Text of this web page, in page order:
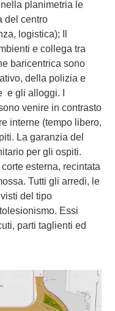
planimetria le
del centro
logistica); Il
e collega tra
baricentrica sono
della polizia e
e gli alloggi. I
venire in contrasto
interne (tempo libero,
La garanzia del
per gli ospiti.
esterna, recintata
Tutti gli arredi, le
del tipo
Essi
parti taglienti ed